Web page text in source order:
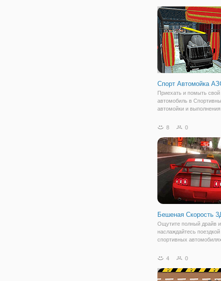
недалекое будущее, в
произошла глобальная
и люди стали
Спорт Автомойка
Приехать и помыть свой
автомобиль в
автомойки и
Особенности: •
8 0
Бешеная Скорость
Ощутите полный драйв и
наслаждайтесь поездкой
спортивных
3Д". Это флеш гонка для
предстоит принять
соревновании. Игра
4 0